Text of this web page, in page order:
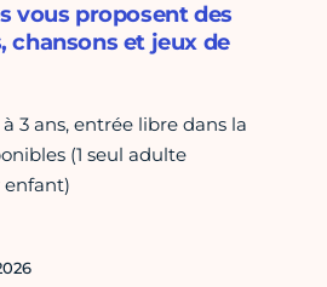
vous proposent des
chansons et jeux de
3 ans, entrée libre dans la
(1 seul adulte